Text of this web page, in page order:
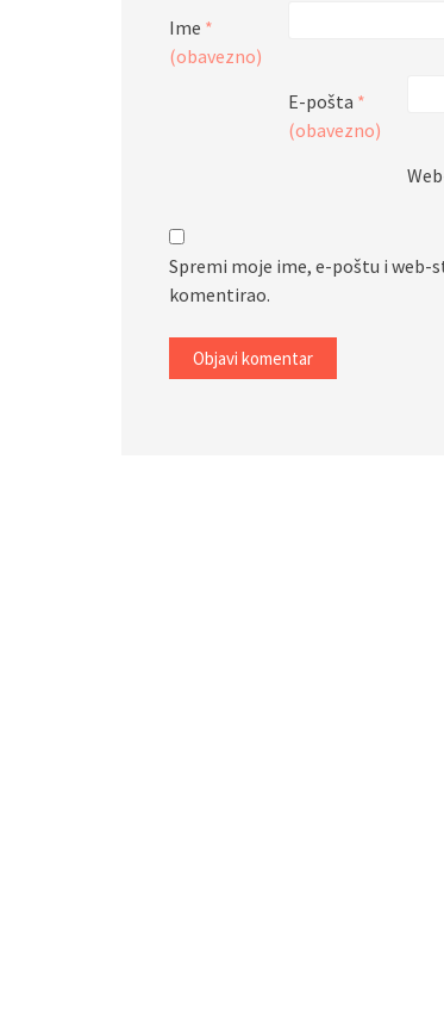
Ime *
(obavezno)
E-pošta *
(obavezno)
Spremi moje ime, e-poštu i web-
komentirao.